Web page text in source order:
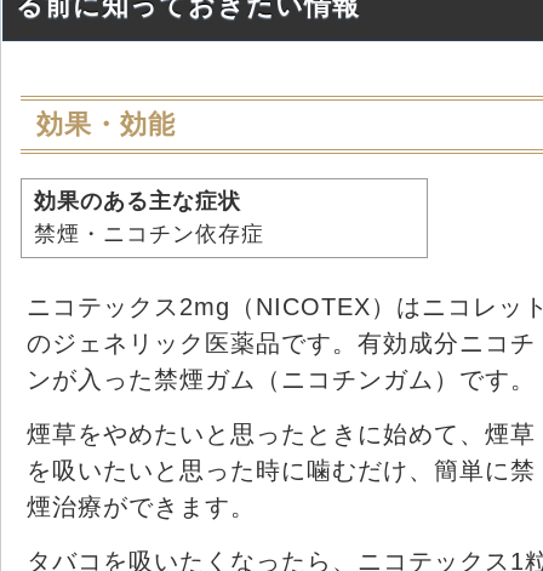
効果・効能
効果のある主な症状
禁煙・ニコチン依存症
ニコテックス2mg（NICOTEX）はニコレッ
のジェネリック医薬品です。有効成分ニコチ
ンが入った禁煙ガム（ニコチンガム）です。
煙草をやめたいと思ったときに始めて、煙草
を吸いたいと思った時に噛むだけ、簡単に禁
煙治療ができます。
タバコを吸いたくなったら、ニコテックス1